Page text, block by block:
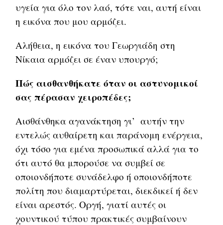
υγεία για όλο τον λαό, τότε ναι, αυτή είναι
η εικόνα που μου αρμόζει.
Αλήθεια, η εικόνα του Γεωργιάδη στη
Νίκαια αρμόζει σε έναν υπουργό;
Πώς αισθανθήκατε όταν οι αστυνομικοί
σας πέρασαν χειροπέδες;
Αισθάνθηκα αγανάκτηση γι’ αυτήν την
εντελώς αυθαίρετη και παράνομη ενέργεια,
όχι τόσο για εμένα προσωπικά αλλά για το
ότι αυτό θα μπορούσε να συμβεί σε
οποιονδήποτε συνάδελφο ή οποιονδήποτε
πολίτη που διαμαρτύρεται, διεκδικεί ή δεν
είναι αρεστός. Οργή, γιατί αυτές οι
χουντικού τύπου πρακτικές συμβαίνουν